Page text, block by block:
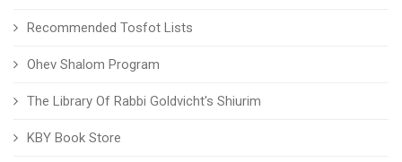
Recommended Tosfot Lists
Ohev Shalom Program
The Library Of Rabbi Goldvicht's Shiurim
KBY Book Store